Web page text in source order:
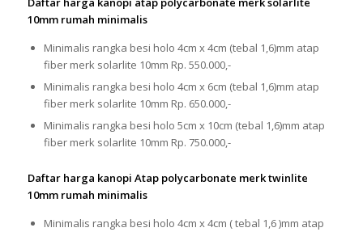
10mm rumah minimalis
Minimalis rangka besi holo 4cm x 4cm (tebal 1,6)mm atap
fiber merk solarlite 10mm Rp. 550.000,-
Minimalis rangka besi holo 4cm x 6cm (tebal 1,6)mm atap
fiber merk solarlite 10mm Rp. 650.000,-
Minimalis rangka besi holo 5cm x 10cm (tebal 1,6)mm atap
fiber merk solarlite 10mm Rp. 750.000,-
Daftar harga kanopi Atap polycarbonate merk twinlite
10mm rumah minimalis
Minimalis rangka besi holo 4cm x 4cm ( tebal 1,6 )mm atap